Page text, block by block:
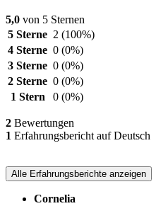
5,0 von 5 Sternen
5 Sterne 2 (100%)
4 Sterne 0 (0%)
3 Sterne 0 (0%)
2 Sterne 0 (0%)
1 Stern
0 (0%)
2 Bewertungen
1 Erfahrungsbericht auf Deutsch
Alle Erfahrungsberichte anzeigen
Cornelia